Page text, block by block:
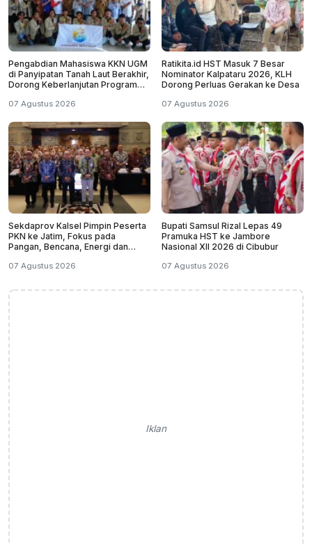
Pengabdian Mahasiswa KKN UGM
di Panyipatan Tanah Laut Berakhir,
Dorong Keberlanjutan Program
07 Agustus 2026
Ratikita.id HST Masuk 7 Besar
Nominator Kalpataru 2026, KLH
Dorong Perluas Gerakan ke Desa
07 Agustus 2026
Sekdaprov Kalsel Pimpin Peserta
PKN ke Jatim, Fokus pada
Pangan, Bencana, Energi dan
07 Agustus 2026
Bupati Samsul Rizal Lepas 49
Pramuka HST ke Jambore
Nasional XII 2026 di Cibubur
07 Agustus 2026
Iklan